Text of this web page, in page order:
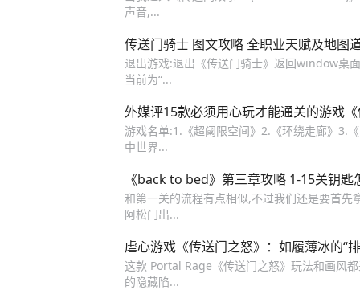
声音,...
传送门骑士 图文攻略 全职业天赋及地图
退出游戏:退出《传送门骑士》返回window桌
当前为“...
外媒评15款必须用心玩才能通关的游戏
游戏名单:1.《超阈限空间》2.《环绕走廊》3.
中世界...
《back to bed》第三章攻略 1-15关钥匙
和第一关的流程有点相似,不过我们还是要首
阿松门出...
虐心游戏《传送门之怒》：如履薄冰的“
这款 Portal Rage《传送门之怒》玩法和画风
的隐藏陷...